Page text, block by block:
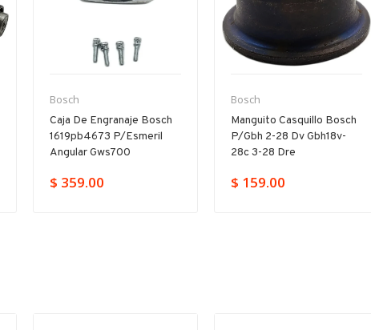
Bosch
Caja De Engranaje Bosch
1619pb4673 P/esmeril
Angular Gws700
$ 359.00
Bosch
Manguito Casquillo Bosch
P/gbh 2-28 Dv Gbh18v-
28c 3-28 Dre
$ 159.00